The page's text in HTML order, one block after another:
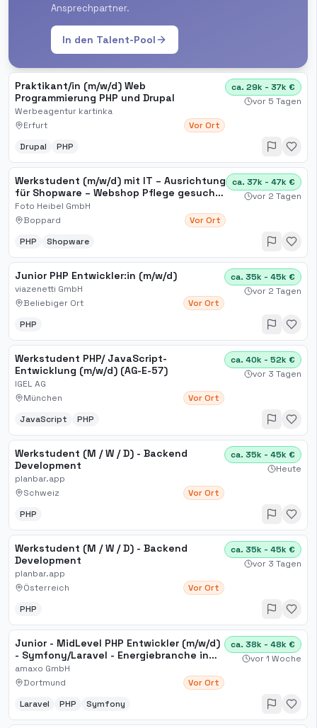
Ansprechpartner.
In den Talent-Pool
Praktikant/in (m/w/d) Web
Programmierung PHP und Drupal
Werbeagentur kartinka
Erfurt
Vor Ort
ca. 29k - 37k €
vor 5 Tagen
Drupal PHP
Werkstudent (m/w/d) mit IT – Ausrichtung
für Shopware – Webshop Pflege gesucht
in Koblenz
Foto Heibel GmbH
Boppard
Vor Ort
ca. 37k - 47k €
vor 2 Tagen
PHP Shopware
Junior PHP Entwickler:in (m/w/d)
viazenetti GmbH
Beliebiger Ort
Vor Ort
ca. 35k - 45k €
vor 2 Tagen
PHP
Werkstudent PHP/ JavaScript-
Entwicklung (m/w/d) (AG-E-57)
IGEL AG
München
Vor Ort
ca. 40k - 52k €
vor 3 Tagen
JavaScript PHP
Werkstudent (M / W / D) - Backend
Development
planbar.app
Schweiz
Vor Ort
ca. 35k - 45k €
Heute
PHP
Werkstudent (M / W / D) - Backend
Development
planbar.app
Österreich
Vor Ort
ca. 35k - 45k €
vor 3 Tagen
PHP
Junior - MidLevel PHP Entwickler (m/w/d)
- Symfony/Laravel - Energiebranche in
Dortmund
amaxo GmbH
Dortmund
Vor Ort
ca. 38k - 48k €
vor 1 Woche
Laravel PHP Symfony